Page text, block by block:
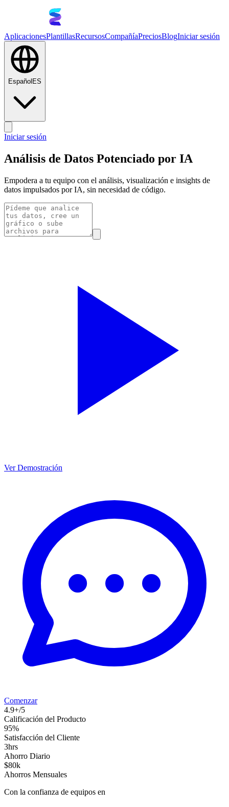
AplicacionesPlantillasRecursosCompañíaPreciosBlogIniciar sesión
Español ES
Iniciar sesión
Análisis de Datos Potenciado por IA
Empodera a tu equipo con el análisis, visualización e insights de
datos impulsados por IA, sin necesidad de código.
Ver Demostración
Comenzar
4.9+/5
Calificación del Producto
95%
Satisfacción del Cliente
3hrs
Ahorro Diario
$80k
Ahorros Mensuales
Con la confianza de equipos en